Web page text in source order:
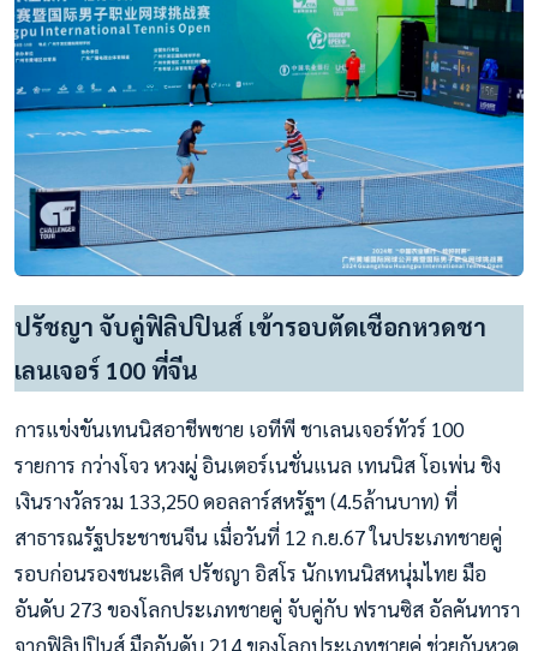
ปรัชญา จับคู่ฟิลิปปินส์ เข้ารอบตัดเชือกหวดชา
เลนเจอร์ 100 ที่จีน
การแข่งขันเทนนิสอาชีพชาย เอทีพี ชาเลนเจอร์ทัวร์ 100
รายการ กว่างโจว หวงผู่ อินเตอร์เนชั่นแนล เทนนิส โอเพ่น ชิง
เงินรางวัลรวม 133,250 ดอลลาร์สหรัฐฯ (4.5ล้านบาท) ที่
สาธารณรัฐประชาชนจีน เมื่อวันที่ 12 ก.ย.67 ในประเภทชายคู่
รอบก่อนรองชนะเลิศ ปรัชญา อิสโร นักเทนนิสหนุ่มไทย มือ
อันดับ 273 ของโลกประเภทชายคู่ จับคู่กับ ฟรานซิส อัลคันทารา
จากฟิลิปปินส์ มืออันดับ 214 ของโลกประเภทชายคู่ ช่วยกันหวด